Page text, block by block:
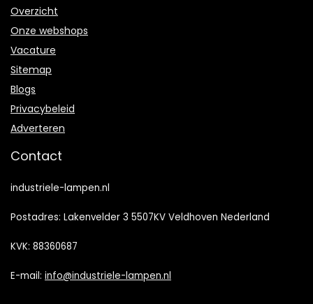
Overzicht
Onze webshops
Vacature
Sitemap
Blogs
Privacybeleid
Adverteren
Contact
industriele-lampen.nl
Postadres: Lakenvelder 3 5507KV Veldhoven Nederland
KVK: 88360687
E-mail: info@industriele-lampen.nl